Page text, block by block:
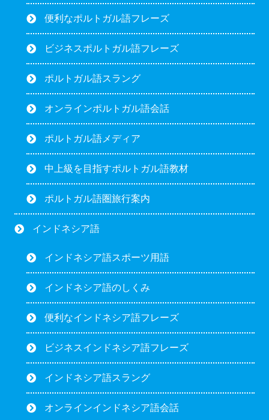
便利なポルトガル語フレーズ
ビジネスポルトガル語フレーズ
ポルトガル語スラング
オンラインポルトガル語会話
ポルトガル語メディア
中上級を目指すポルトガル語教材
ポルトガル語圏旅行案内
インドネシア語
インドネシア語スポーツ用語
インドネシア語のしくみ
便利なインドネシア語フレーズ
ビジネスインドネシア語フレーズ
インドネシア語スラング
オンラインインドネシア語会話